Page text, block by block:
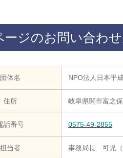
ージのお問い合わ
団体名 NPO法人日本平
住所 岐阜県関市富之
話番号 0575-49-2855
担当者 事務局長 可児（